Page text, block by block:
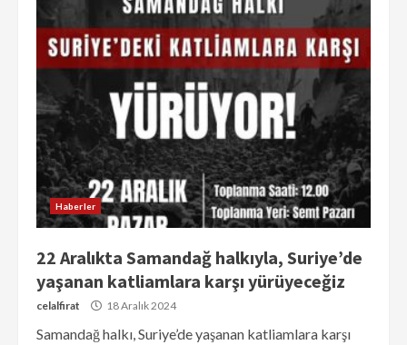
Haberler
22 Aralıkta Samandağ halkıyla, Suriye’de
yaşanan katliamlara karşı yürüyeceğiz
celalfirat 18 Aralık 2024
Samandağ halkı, Suriye’de yaşanan katliamlara karşı